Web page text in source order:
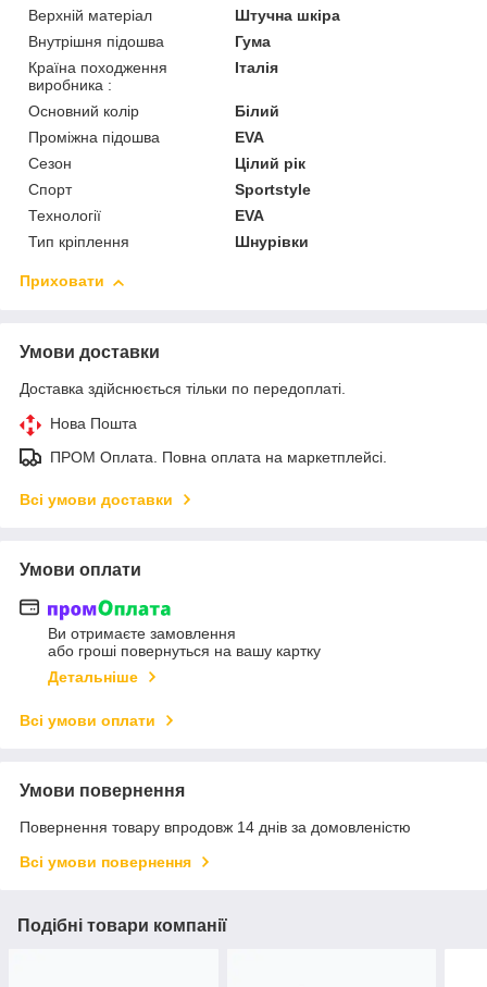
Верхній матеріал
Штучна шкіра
Внутрішня підошва
Гума
Країна походження
виробника :
Італія
Основний колір
Білий
Проміжна підошва
EVA
Сезон
Цілий рік
Спорт
Sportstyle
Технології
EVA
Тип кріплення
Шнурівки
Приховати
Умови доставки
Доставка здійснюється тільки по передоплаті.
Нова Пошта
ПРОМ Оплата. Повна оплата на маркетплейсі.
Всі умови доставки
Умови оплати
Ви отримаєте замовлення
або гроші повернуться на вашу картку
Детальніше
Всі умови оплати
Умови повернення
Повернення товару впродовж 14 днів за домовленістю
Всі умови повернення
Подібні товари компанії